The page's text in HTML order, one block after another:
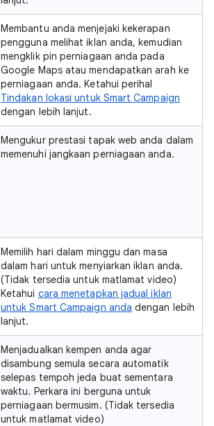
Membantu anda menjejaki kekerapan
pengguna melihat iklan anda, kemudian
mengklik pin perniagaan anda pada
Google Maps atau mendapatkan arah ke
perniagaan anda. Ketahui perihal
Tindakan lokasi untuk Smart Campaign
dengan lebih lanjut.
Mengukur prestasi tapak web anda dalam
memenuhi jangkaan perniagaan anda.
Memilih hari dalam minggu dan masa
dalam hari untuk menyiarkan iklan anda.
(Tidak tersedia untuk matlamat video)
Ketahui cara menetapkan jadual iklan
untuk Smart Campaign anda dengan lebih
lanjut.
Menjadualkan kempen anda agar
disambung semula secara automatik
selepas tempoh jeda buat sementara
waktu. Perkara ini berguna untuk
perniagaan bermusim. (Tidak tersedia
untuk matlamat video)